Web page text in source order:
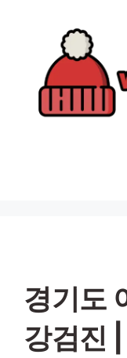
경기도
강검진